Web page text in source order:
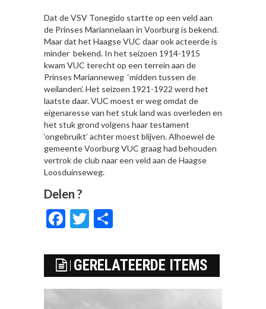
Dat de VSV Tonegido startte op een veld aan
de Prinses Mariannelaan in Voorburg is bekend.
Maar dat het Haagse VUC daar ook acteerde is
minder bekend. In het seizoen 1914-1915
kwam VUC terecht op een terrein aan de
Prinses Marianneweg ‘midden tussen de
weilanden’. Het seizoen 1921-1922 werd het
laatste daar. VUC moest er weg omdat de
eigenaresse van het stuk land was overleden en
het stuk grond volgens haar testament
‘ongebruikt’ achter moest blijven. Alhoewel de
gemeente Voorburg VUC graag had behouden
vertrok de club naar een veld aan de Haagse
Loosduinseweg.
Delen ?
Facebook
Twitter
GERELATEERDE ITEMS